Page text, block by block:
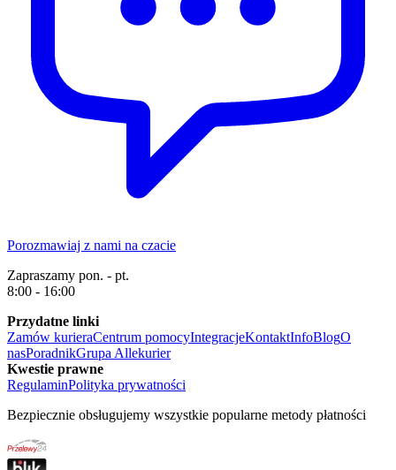
Porozmawiaj z nami na czacie
Zapraszamy pon. - pt.
8:00 - 16:00
Przydatne linki
Zamów kurieraCentrum pomocyIntegracjeKontaktInfoBlogO
nasPoradnikGrupa Allekurier
Kwestie prawne
RegulaminPolityka prywatności
Bezpiecznie obsługujemy wszystkie popularne metody płatności